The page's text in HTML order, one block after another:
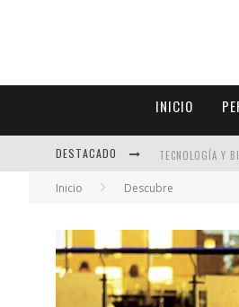
INICIO
DESTACADO TECNOLOGÍA Y
SECTOR
ALEXANDRA
EL DESPERTAR
Inicio Descubre